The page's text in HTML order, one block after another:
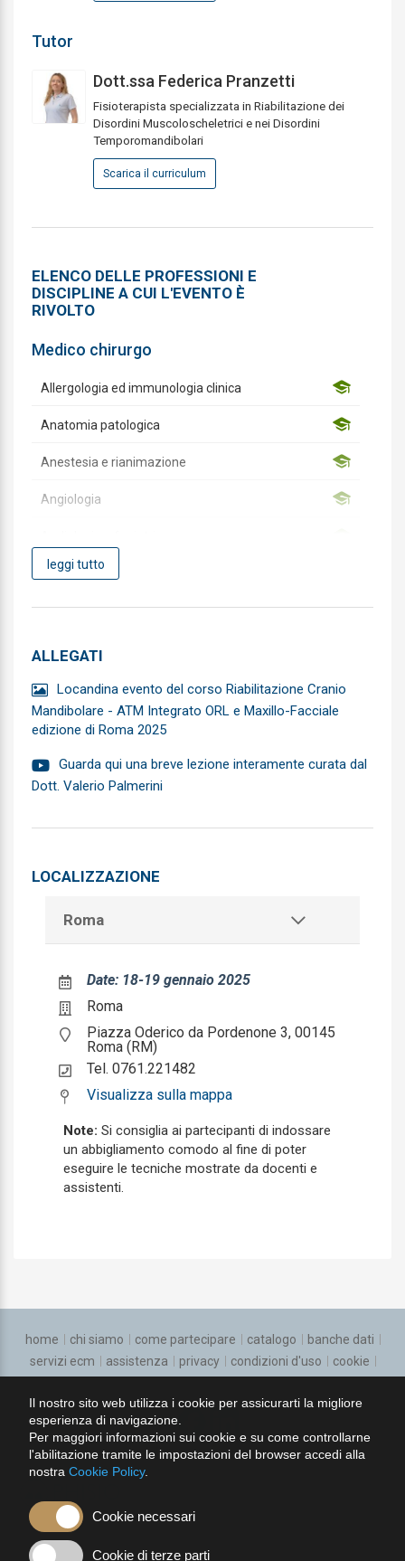
Il nostro sito web utilizza i cookie per assicurarti la migliore
esperienza di navigazione.
Per maggiori informazioni sui cookie e su come controllarne
l'abilitazione tramite le impostazioni del browser accedi alla
nostra Cookie Policy.
Cookie necessari
Cookie di terze parti
Tutor
Dott.ssa Federica Pranzetti
Fisioterapista specializzata in Riabilitazione dei
Disordini Muscoloscheletrici e nei Disordini
Temporomandibolari
Scarica il curriculum
ELENCO DELLE PROFESSIONI E
DISCIPLINE A CUI L'EVENTO È
RIVOLTO
Medico chirurgo
Allergologia ed immunologia clinica
Anatomia patologica
Anestesia e rianimazione
Angiologia
Biochimica clinica
Cardiochirurgia
Cardiologia
Chirurgia Generale
Chirurgia Maxillo-facciale
Chirurgia pediatrica
Chirurgia toracica
Chirurgia vascolare
Cure Palliative
Dermatologia e venereologia
Direzione medica di presidio ospedaliero
Ematologia
Endocrinologia
Epidemiologia
Farmacologia e tossicologia clinica
Laboratorio di genetica medica
Malattie dell'apparato respiratorio
Malattie Infettive
Malattie metaboliche e diabetologia
leggi tutto
ALLEGATI
Locandina evento del corso Riabilitazione Cranio
Mandibolare - ATM Integrato ORL e Maxillo-Facciale
edizione di Roma 2025
Guarda qui una breve lezione interamente curata dal
Dott. Valerio Palmerini
LOCALIZZAZIONE
Roma
Date: 18-19 gennaio 2025
Roma
Piazza Oderico da Pordenone 3, 00145
Roma (RM)
Tel. 0761.221482
Visualizza sulla mappa
Note: Si consiglia ai partecipanti di indossare
un abbigliamento comodo al fine di poter
eseguire le tecniche mostrate da docenti e
assistenti.
home chi siamo come partecipare catalogo
banche dati
servizi ecm
assistenza privacy condizioni d'uso
cookie
seguici su: